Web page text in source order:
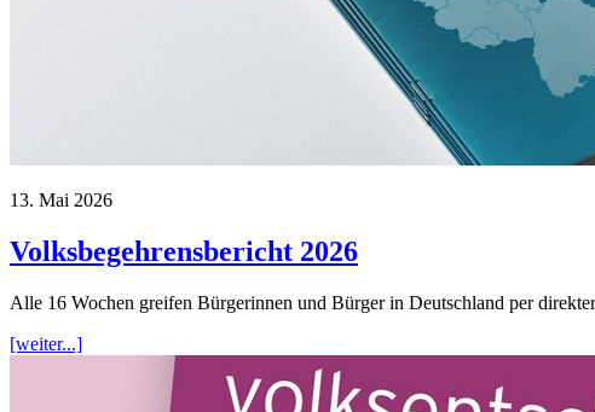
13. Mai 2026
Volksbegehrensbericht 2026
Alle 16 Wochen greifen Bürgerinnen und Bürger in Deutschland per
[weiter...]